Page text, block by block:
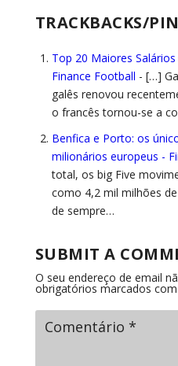
TRACKBACKS/
Top 20 Maiores
Finance Football - […]
galês renovou
o francês tornou-se a
Benfica e Porto: os
milionários europeus -
total, os big Five
como 4,2 mil milhões
de sempre…
SUBMIT A
O seu endereço de email
obrigatórios marcados com